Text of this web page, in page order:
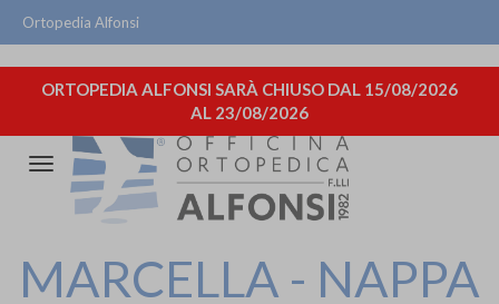
Ortopedia Alfonsi
ORTOPEDIA ALFONSI SARÀ CHIUSO DAL 15/08/2026
AL 23/08/2026
Attiva/disattiva
navigazione
MARCELLA - NAPPA